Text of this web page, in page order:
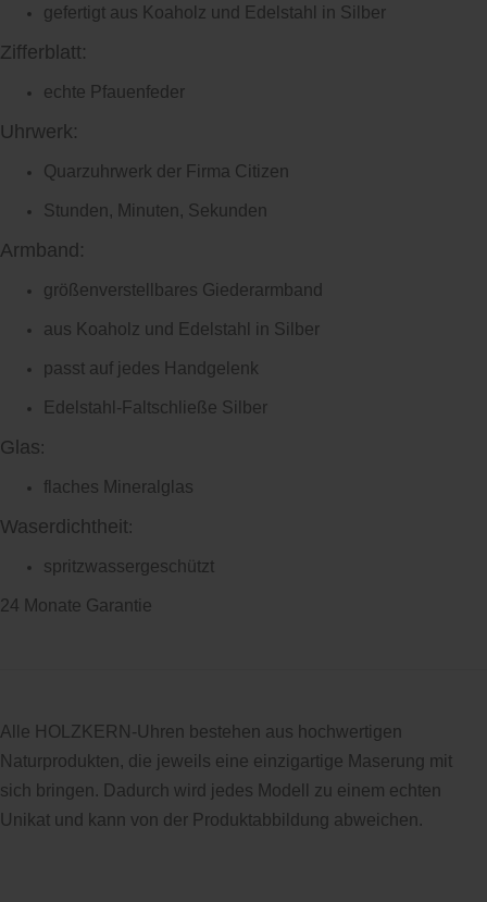
gefertigt aus Koaholz und Edelstahl in Silber
Zifferblatt:
echte Pfauenfeder
Uhrwerk:
Quarzuhrwerk der Firma Citizen
Stunden, Minuten, Sekunden
Armband:
größenverstellbares Giederarmband
aus Koaholz und Edelstahl in Silber
passt auf jedes Handgelenk
Edelstahl-Faltschließe Silber
Glas:
flaches Mineralglas
Waserdichtheit:
spritzwassergeschützt
24 Monate Garantie
Alle HOLZKERN-Uhren bestehen aus hochwertigen
Naturprodukten, die jeweils eine einzigartige Maserung mit
sich bringen. Dadurch wird jedes Modell zu einem echten
Unikat und kann von der Produktabbildung abweichen.